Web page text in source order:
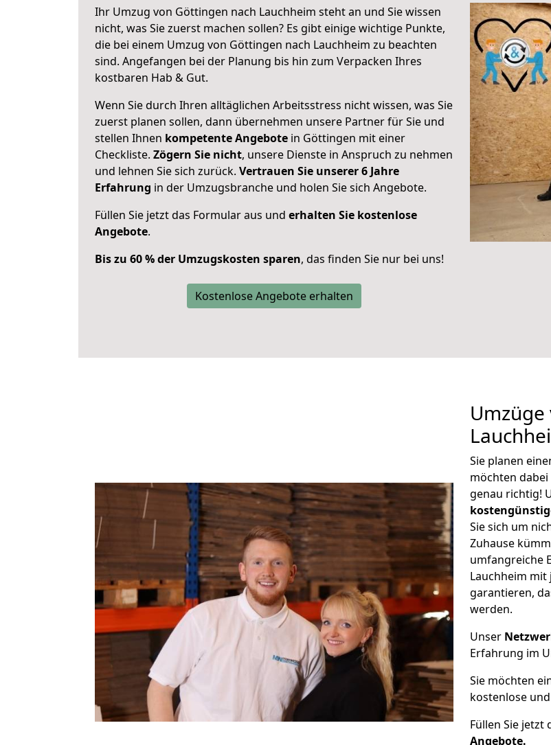
Ihr Umzug von Göttingen nach Lauchheim steht an und Sie wissen
nicht, was Sie zuerst machen sollen? Es gibt einige wichtige Punkte,
die bei einem Umzug von Göttingen nach Lauchheim zu beachten
sind. Angefangen bei der Planung bis hin zum Verpacken Ihres
kostbaren Hab & Gut.
Wenn Sie durch Ihren alltäglichen Arbeitsstress nicht wissen, was Sie
zuerst planen sollen, dann übernehmen unsere Partner für Sie und
stellen Ihnen kompetente Angebote in Göttingen mit einer
Checkliste. Zögern Sie nicht, unsere Dienste in Anspruch zu nehmen
und lehnen Sie sich zurück. Vertrauen Sie unserer 6 Jahre
Erfahrung in der Umzugsbranche und holen Sie sich Angebote.
Füllen Sie jetzt das Formular aus und erhalten Sie kostenlose
Angebote.
Bis zu 60 % der Umzugskosten sparen, das finden Sie nur bei uns!
Kostenlose Angebote erhalten
Sie planen
möchten
genau richtig!
Sie sich um
Zuhause
umfangreiche
Lauchheim
garantieren,
werden.
Unser
Erfahrung im
Sie möchten
kostenlose
Füllen Sie jetzt
Angebote.